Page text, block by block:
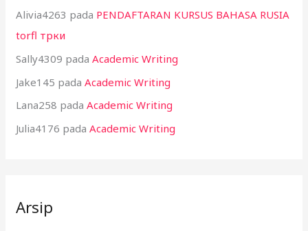
Alivia4263 pada PENDAFTARAN KURSUS BAHASA RUSIA
torfl трки
Sally4309 padaAcademic Writing
Jake145 padaAcademic Writing
Lana258 padaAcademic Writing
Julia4176 padaAcademic Writing
Arsip